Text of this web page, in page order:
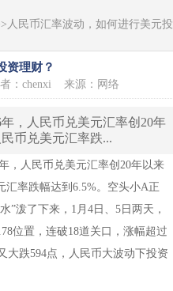
人民币汇率波动，如何进行美元投
资理财？
：chenxi 来源：网络
，人民币兑美元汇率创20年
币兑美元汇率跌...
人民币兑美元汇率创20年以来
率跌幅达到6.5%。空头小A正
”泼了下来，1月4日、5日两天，
位置，连破18道关口，涨幅超过
大跌594点，人民币大波动下投资